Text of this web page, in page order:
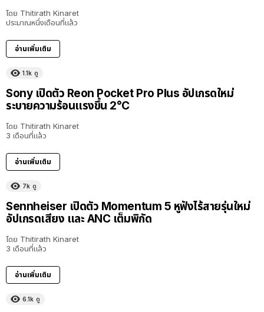
โดย Thitirath Kinaret
ประมาณหนึ่งเดือนที่แล้ว
อ่านเพิ่มเติม
1.1k ดู
Sony เปิดตัว Reon Pocket Pro Plus อัปเกรดใหม่
ระบายความร้อนแรงขึ้น 2°C
โดย Thitirath Kinaret
3 เดือนที่แล้ว
อ่านเพิ่มเติม
7k ดู
Sennheiser เปิดตัว Momentum 5 หูฟังไร้สายรุ่นใหม่
อัปเกรดเสียง และ ANC เต็มพิกัด
โดย Thitirath Kinaret
3 เดือนที่แล้ว
อ่านเพิ่มเติม
6.1k ดู